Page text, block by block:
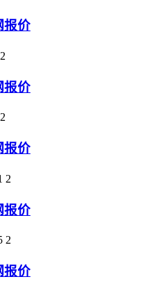
报价
2
报价
2
报价
2
报价
2
报价